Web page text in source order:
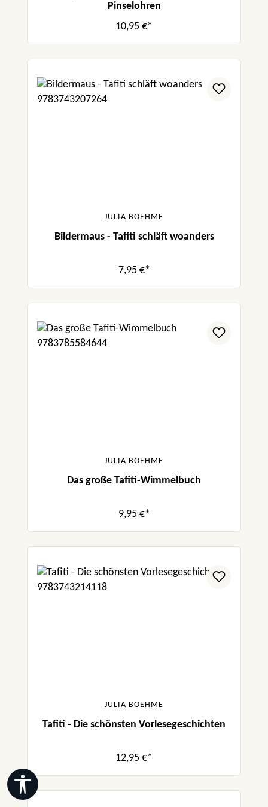
Pinselohren
10,95 €*
JULIA BOEHME
Bildermaus - Tafiti schläft woanders
7,95 €*
JULIA BOEHME
Das große Tafiti-Wimmelbuch
9,95 €*
JULIA BOEHME
Tafiti - Die schönsten Vorlesegeschichten
12,95 €*
Werkzeugleiste anzeigen